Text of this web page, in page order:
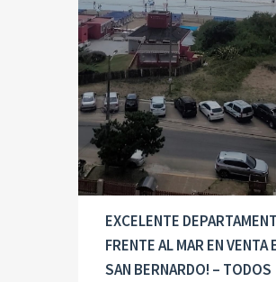
EXCELENTE
FRENTE AL MAR EN VENTA
SAN BERNARDO! – TODOS